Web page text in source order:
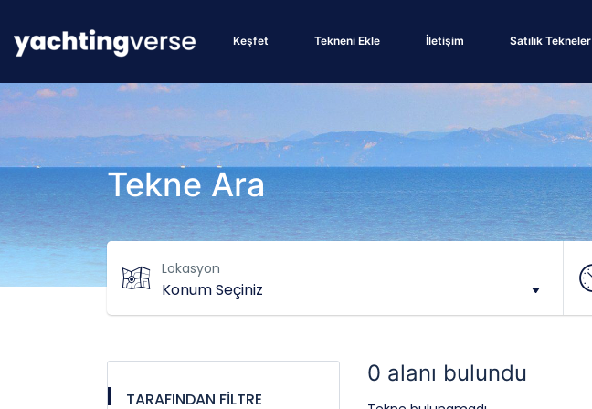
Keşfet Tekneni Ekle İletişim Satılık Tekneler
Tekne Ara
Lokasyon
TARAFINDAN FİLTRE
0 alanı bulundu